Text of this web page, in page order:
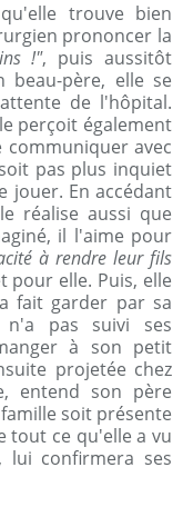
trouve bien
prononcer la
!", puis aussitôt
père, elle se
de l'hôpital.
perçoit également
communiquer avec
pas plus inquiet
jouer. En accédant
réalise aussi que
il l'aime pour
à rendre leur fils
elle. Puis, elle
fait garder par sa
n'a pas suivi ses
à son petit
projetée chez
entend son père
soit présente
tout ce qu'elle a vu
lui confirmera ses